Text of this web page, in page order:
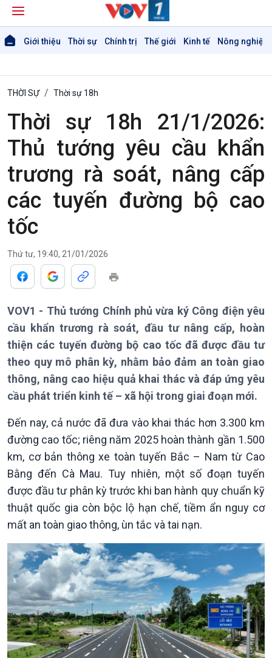
Giới thiệu Thời sự Chính trị Thế giới Kinh tế Nông nghiệp
Giới thiệu
Thời sự 18h
Thời sự 21h30
Bản tin
Chuyên mục
Theo dòng Thời sự
Tin Chính trị
Chính phủ với người dân
Quốc hội với cử tri
Xây dựng đảng
Đảng trong cuộc sống
Nhận diện sự thật
Pháp luật và đời sống
Tin thế giới
Vấn đề quốc tế
Hồ sơ sự kiện quốc tế
Thế giới & Việt Nam
Biên cương - Một dải vững
bền
THỜI SỰ Thời sự 18h
Thời sự 18h 21/1/2026:
Thủ tướng yêu cầu khẩn
trương rà soát, nâng cấp
các tuyến đường bộ cao
tốc
Thứ tư, 19:40, 21/01/2026
VOV1 - Thủ tướng Chính phủ vừa ký Công điện yêu
cầu khẩn trương rà soát, đầu tư nâng cấp, hoàn
thiện các tuyến đường bộ cao tốc đã được đầu tư
theo quy mô phân kỳ, nhằm bảo đảm an toàn giao
thông, nâng cao hiệu quả khai thác và đáp ứng yêu
cầu phát triển kinh tế – xã hội trong giai đoạn mới.
Đến nay, cả nước đã đưa vào khai thác hơn 3.300 km
đường cao tốc; riêng năm 2025 hoàn thành gần 1.500
km, cơ bản thông xe toàn tuyến Bắc – Nam từ Cao
Bằng đến Cà Mau. Tuy nhiên, một số đoạn tuyến
được đầu tư phân kỳ trước khi ban hành quy chuẩn kỹ
thuật quốc gia còn bộc lộ hạn chế, tiềm ẩn nguy cơ
mất an toàn giao thông, ùn tắc và tai nạn.